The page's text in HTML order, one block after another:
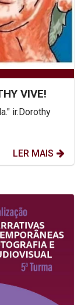
VIVE!
ir.Dorothy
LER MAIS